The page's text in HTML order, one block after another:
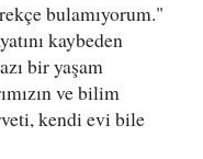
bulamıyorum."
kaybeden
bir yaşam
ve bilim
kendi evi bile